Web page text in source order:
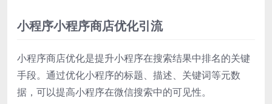
小程序小程序商店优化引流
小程序商店优化是提升小程序在搜索结果中排名的关键
手段。通过优化小程序的标题、描述、关键词等元数
据，可以提高小程序在微信搜索中的可见性。